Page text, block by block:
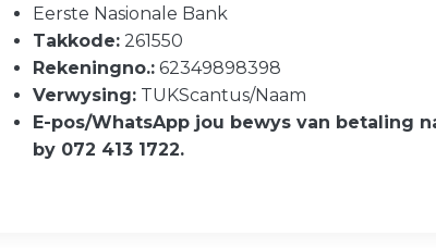
Eerste Nasionale Bank
Takkode: 261550
Rekeningno.: 62349898398
Verwysing: TUKScantus/Naam
E-pos/WhatsApp jou bewys van betaling
by 072 413 1722.